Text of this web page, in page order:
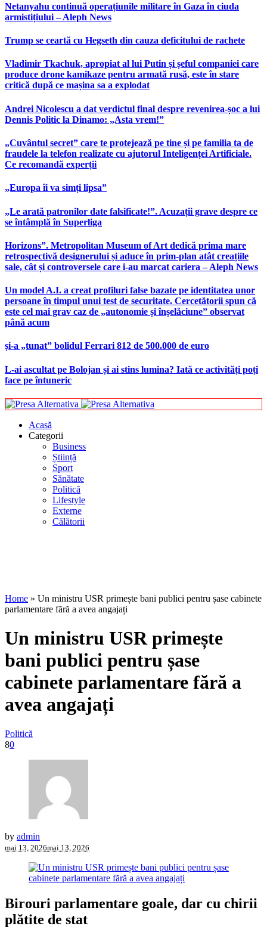
Netanyahu continuă operațiunile militare în Gaza în ciuda
armistițiului – Aleph News
Trump se ceartă cu Hegseth din cauza deficitului de rachete
Vladimir Tkachuk, apropiat al lui Putin și șeful companiei care
produce drone kamikaze pentru armată rusă, este în stare
critică după ce mașina sa a explodat
Andrei Nicolescu a dat verdictul final despre revenirea-șoc a lui
Dennis Politic la Dinamo: „Asta vrem!”
„Cuvântul secret” care te protejează pe tine și pe familia ta de
fraudele la telefon realizate cu ajutorul Inteligenței Artificiale.
Ce recomandă experții
„Europa îi va simți lipsa”
„Le arată patronilor date falsificate!”. Acuzații grave despre ce
se întâmplă în Superliga
Horizons”. Metropolitan Museum of Art dedică prima mare
retrospectivă designerului și aduce în prim-plan atât creațiile
sale, cât și controversele care i-au marcat cariera – Aleph News
Un model A.I. a creat profiluri false bazate pe identitatea unor
persoane în timpul unui test de securitate. Cercetătorii spun că
este cel mai grav caz de „autonomie și înșelăciune” observat
până acum
și-a „tunat” bolidul Ferrari 812 de 500.000 de euro
L-ai ascultat pe Bolojan și ai stins lumina? Iată ce activități poți
face pe întuneric
Acasă
Categorii
Business
Știință
Sport
Sănătate
Politică
Lifestyle
Externe
Călătorii
Home » Un ministru USR primește bani publici pentru șase cabinete
parlamentare fără a avea angajați
Un ministru USR primește
bani publici pentru șase
cabinete parlamentare fără a
avea angajați
Politică
80
by admin
mai 13, 2026mai 13, 2026
Birouri parlamentare goale, dar cu chirii
plătite de stat